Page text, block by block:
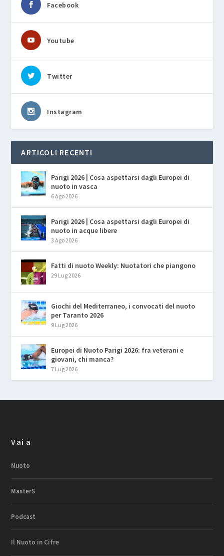
Facebook
Youtube
Twitter
Instagram
ARTICOLI RECENTI
Parigi 2026 | Cosa aspettarsi dagli Europei di
nuoto in vasca
6 Ago 2026
Parigi 2026 | Cosa aspettarsi dagli Europei di
nuoto in acque libere
3 Ago 2026
Fatti di nuoto Weekly: Nuotatori che piangono
29 Lug 2026
Giochi del Mediterraneo, i convocati del nuoto
per Taranto 2026
9 Lug 2026
Europei di Nuoto Parigi 2026: fra veterani e
giovani, chi manca?
7 Lug 2026
Vai a
Nuoto
MasterS
Podcast
Il Nuoto in Cifre